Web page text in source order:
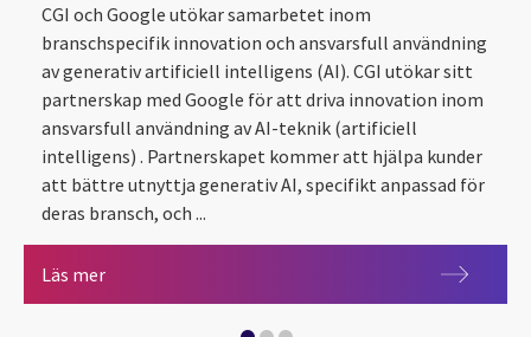
CGI och Google utökar samarbetet inom
branschspecifik innovation och ansvarsfull användning
av generativ artificiell intelligens (AI). CGI utökar sitt
partnerskap med Google för att driva innovation inom
ansvarsfull användning av AI-teknik (artificiell
intelligens) . Partnerskapet kommer att hjälpa kunder
att bättre utnyttja generativ AI, specifikt anpassad för
deras bransch, och ...
Läs merCGI och Google utökar samarbetet inom AI
Artificiell Intelligens, del 2: AI gör det bättre, men
Artificiell Intelligens, del 3: Ta kontroll nu